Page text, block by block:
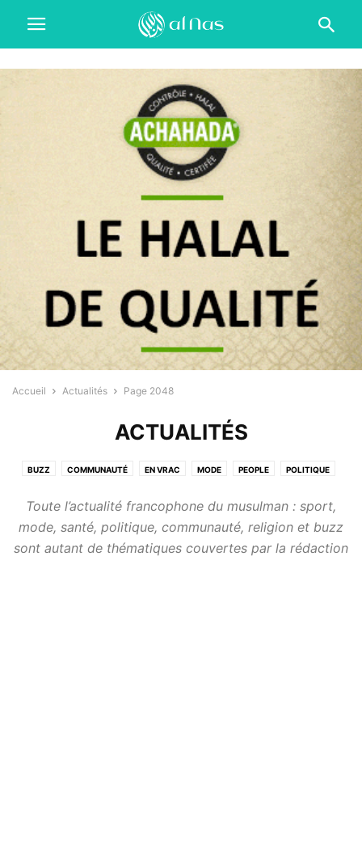
Accueil Actualités Page 2048
ACTUALITÉS
BUZZ COMMUNAUTÉ EN VRAC MODE PEOPLE POLITIQUE
Toute l’actualité francophone du musulman : sport,
mode, santé, politique, communauté, religion et buzz
sont autant de thématiques couvertes par la rédaction